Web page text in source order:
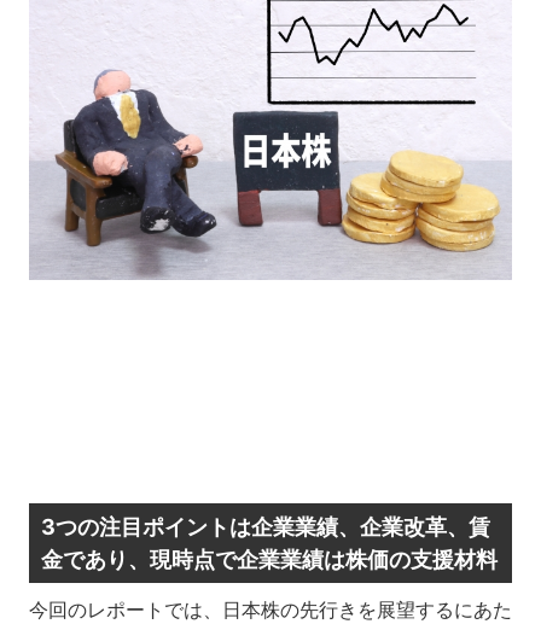
3つの注目ポイントは企業業績、企業改革、賃
金であり、現時点で企業業績は株価の支援材料
今回のレポートでは、日本株の先行きを展望するにあた